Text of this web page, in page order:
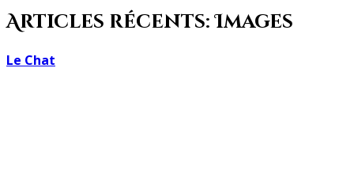
Articles récents: Images
Le Chat